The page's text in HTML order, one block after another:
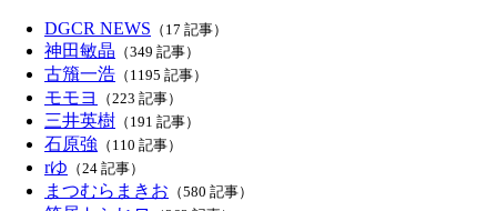
DGCR NEWS （17 記事）
神田敏晶 （349 記事）
古籏一浩 （1195 記事）
モモヨ （223 記事）
三井英樹 （191 記事）
石原強 （110 記事）
rゆ （24 記事）
まつむらまきお （580 記事）